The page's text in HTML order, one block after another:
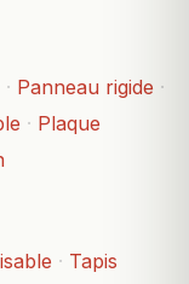
· Panneau rigide ·
· Plaque
· Tapis